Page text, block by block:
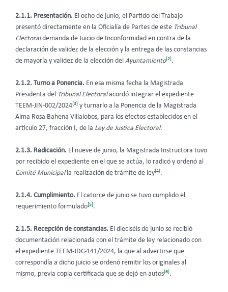
2.1.1. Presentación. El ocho de junio, el Partido del Trabajo
presentó directamente en la Oficialía de Partes de este Tribunal
Electoraldemanda de Juicio de Inconformidad en contra de la
declaración de validez de la elección y la entrega de las constancias
de mayoría y validez de la elección del Ayuntamiento[2].
2.1.2. Turno a Ponencia. En esa misma fecha la Magistrada
Presidenta del
Tribunal Electoralacordó integrar el expediente
TEEM-JIN-002/2024[3] y turnarlo a la Ponencia de la Magistrada
Alma Rosa Bahena Villalobos, para los efectos establecidos en el
artículo 27, fracción I, de la Ley de Justica Electoral.
2.1.3. Radicación. El nueve de junio, la Magistrada Instructora tuvo
por recibido el expediente en el que se actúa, lo radicó y ordenó al
Comité Municipalla realización de trámite de ley[4].
2.1.4. Cumplimiento. El catorce de junio se tuvo cumplido el
requerimiento formulado[5].
2.1.5. Recepción de constancias. El dieciséis de junio se recibió
documentación relacionada con el trámite de ley relacionado con
el expediente TEEM-JDC-141/2024, la que al advertirse que
correspondía a dicho juicio se ordenó remitir los originales al
mismo, previa copia certificada que se dejó en autos[6].